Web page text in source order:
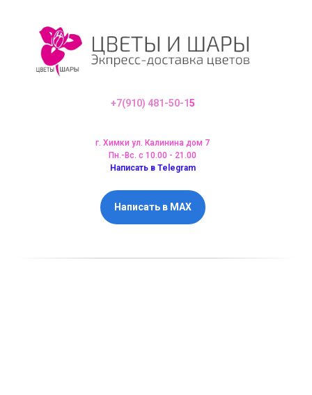
+7(910) 481-50-15
г. Химки ул. Калинина дом 7
Пн.-Вс. с 10.00 - 21.00
Написать в Telegram
Написать в MAX